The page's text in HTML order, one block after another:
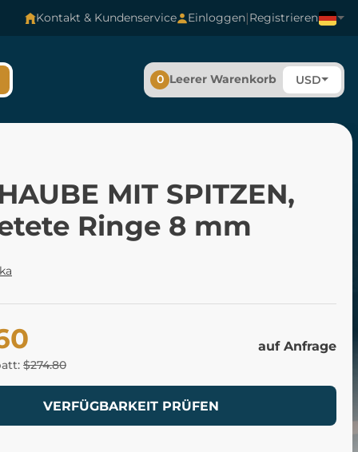
Kontakt & Kundenservice Einloggen|Registrieren
0 Leerer Warenkorb USD
MIT SPITZEN,
Ringe 8 mm
$274.80
auf Anfrage
VERFÜGBARKEIT PRÜFEN